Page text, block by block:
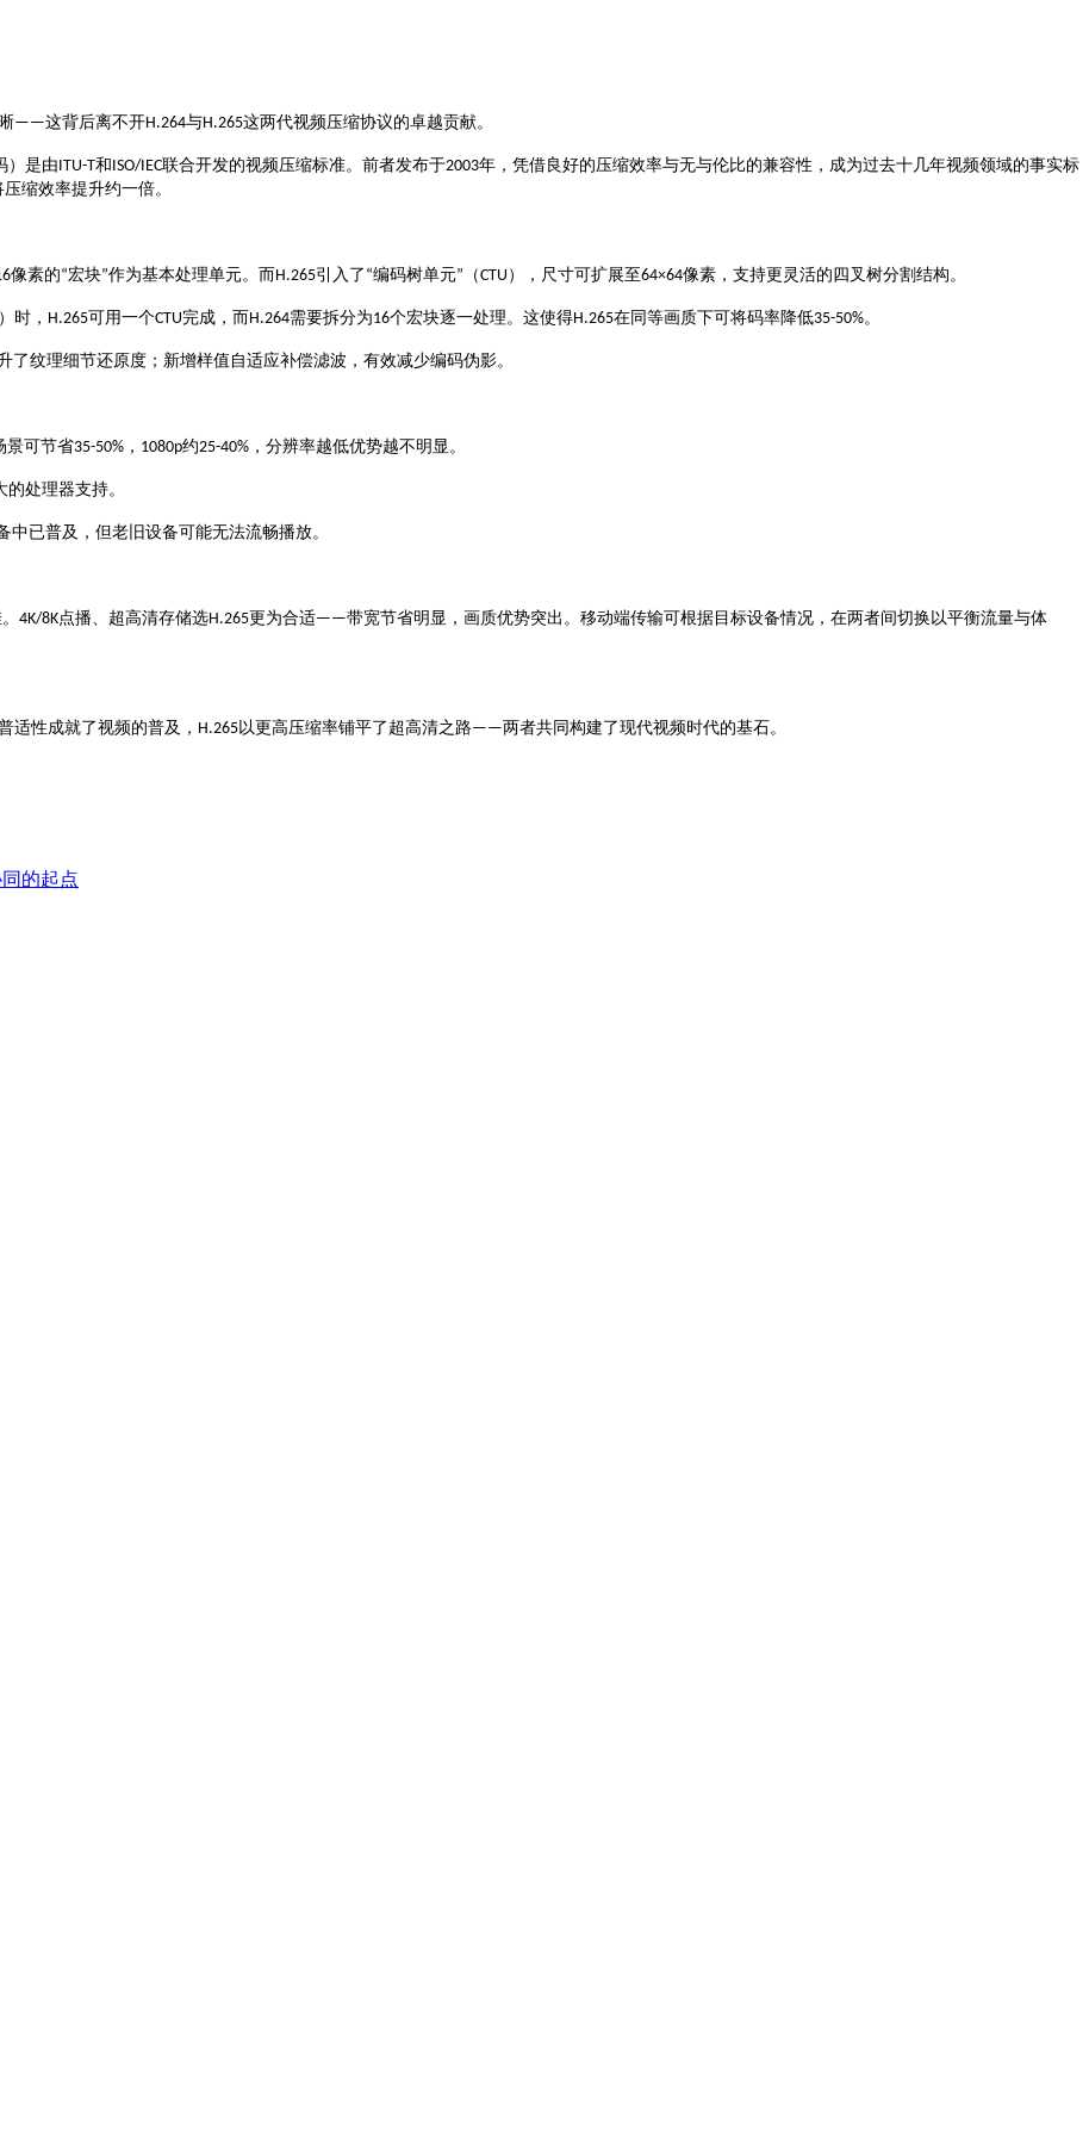
——这背后离不开H.264与H.265这两代视频压缩协议的卓越贡献。
）是由ITU-T和ISO/IEC联合开发的视频压缩标准。前者发布于2003年，凭借良好的压缩效率与无与伦比的兼容性，成为过去十几年视频领域的事实标
压缩效率提升约一倍。
像素的“宏块”作为基本处理单元。而 H.265引入了 “编码树单元” （CTU ），尺寸可扩展至64×64像素，支持更灵活的四叉树分割结构。
时， H.265可用一个CTU完成，而H.264需要拆分为16个宏块逐一处理。这使得H.265在同等画质下可将码率降低35-50%。
了纹理细节还原度；新增样值自适应补偿滤波，有效减少编码伪影。
景可节省35-50% ， 1080p约25-40% ，分辨率越低优势越不明显 。
的处理器支持。
中已普及，但老旧设备可能无法流畅播放。
。 4K/8K点播、超高清存储选H.265更为合适——带宽节省明显，画质优势突出 。移动端传输可根据目标设备情况，在两者间切换以平衡流量与体
适性成就了视频的普及， H.265以更高压缩率铺平了超高清之路——两者共同构建了现代视频时代的基石。
的起点